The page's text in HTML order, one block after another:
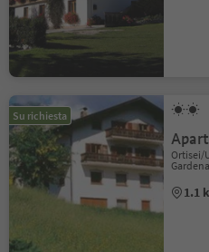
Su richiesta
Ortisei/
Gardena
1.1